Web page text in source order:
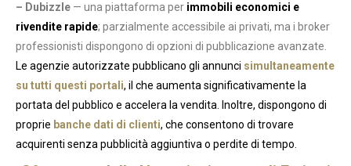
– Dubizzle — una piattaforma per immobili economici e
rivendite rapide; parzialmente accessibile ai privati, ma i broker
professionisti dispongono di opzioni di pubblicazione avanzate.
Le agenzie autorizzate pubblicano gli annunci simultaneamente
su tutti questi portali, il che aumenta significativamente la
portata del pubblico e accelera la vendita. Inoltre, dispongono di
proprie banche dati di clienti, che consentono di trovare
acquirenti senza pubblicità aggiuntiva o perdite di tempo.